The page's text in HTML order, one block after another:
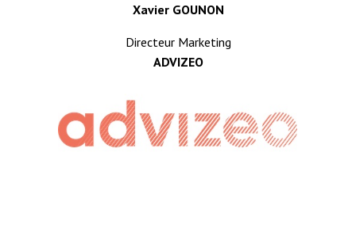
Xavier GOUNON
Directeur Marketing
ADVIZEO